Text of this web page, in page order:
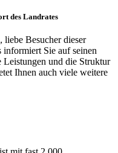
des Landrates
liebe Besucher dieser
informiert Sie auf seinen
Leistungen und die Struktur
Ihnen auch viele weitere